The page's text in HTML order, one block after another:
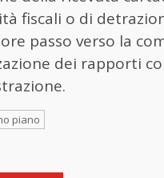
fiscali o di
passo verso la
dei rapporti
piano